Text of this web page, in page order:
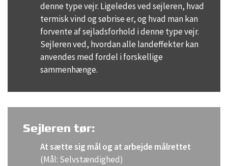
denne type vejr. Ligeledes ved sejleren, hvad
termisk vind og søbrise er, og hvad man kan
forvente af sejladsforhold i denne type vejr.
Sejleren ved, hvordan alle landeffekter kan
anvendes med fordel i forskellige
sammenhænge.
Sejleren tør:
At sætte sig mål og at arbejde målrettet
(Mål: Selvstændighed)